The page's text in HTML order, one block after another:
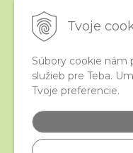
Tvoje
Súbory cookie nám
služieb pre Teba.
Tvoje preferencie.